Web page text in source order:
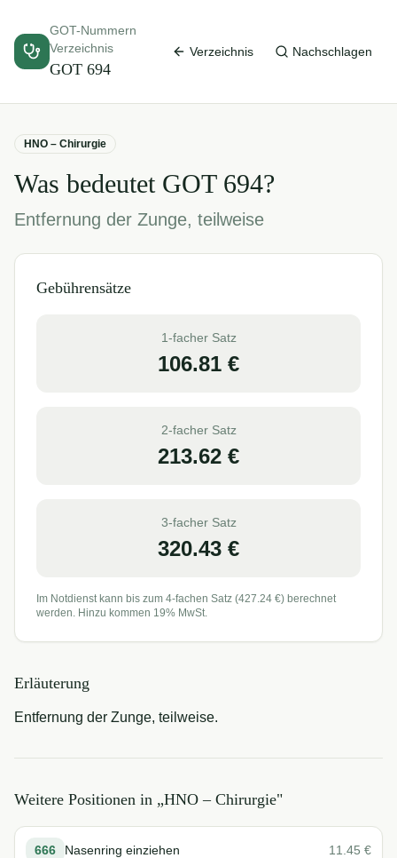
GOT-Nummern
Verzeichnis
GOT 694
Verzeichnis Nachschlagen
HNO – Chirurgie
Was bedeutet GOT 694?
Entfernung der Zunge, teilweise
Gebührensätze
1-facher Satz
106.81 €
2-facher Satz
213.62 €
3-facher Satz
320.43 €
Im Notdienst kann bis zum 4-fachen Satz (427.24 €) berechnet
werden. Hinzu kommen 19% MwSt.
Erläuterung
Entfernung der Zunge, teilweise.
Weitere Positionen in „HNO – Chirurgie"
666 Nasenring einziehen 11.45 €